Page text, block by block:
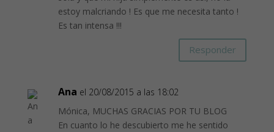
estoy malcriando ! Es que me necesita tanto !
Es tan intensa !!!
Responder
Ana el 20/08/2015 a las 18:02
Mónica, MUCHAS GRACIAS POR TU BLOG
En cuanto lo he descubierto me he sentido